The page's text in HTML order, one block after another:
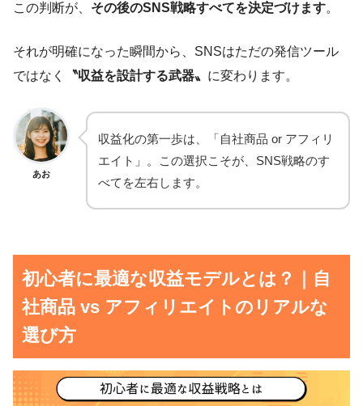
この判断が、 その後のSNS戦略すべてを決定づけます。
それが明確になった瞬間から、SNSはただの発信ツール
ではなく
〝収益を設計する武器〟 に変わります。
あお
収益化の第一歩は、「自社商品 or アフィリ
エイト」。この選択こそが、SNS戦略のす
べてを左右します。
初心者に最適な収益モデルとは？｜自
社商品 vs アフィリエイトのリアルな
選び方